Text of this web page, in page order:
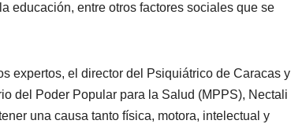
educación, entre otros factores sociales que se
expertos, el director del Psiquiátrico de Caracas y
del Poder Popular para la Salud (MPPS), Nectali
una causa tanto física, motora, intelectual y